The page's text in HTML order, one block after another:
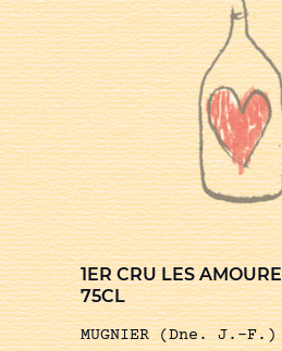
1ER CRU LES
75CL
MUGNIER (Dne. J.-F.)